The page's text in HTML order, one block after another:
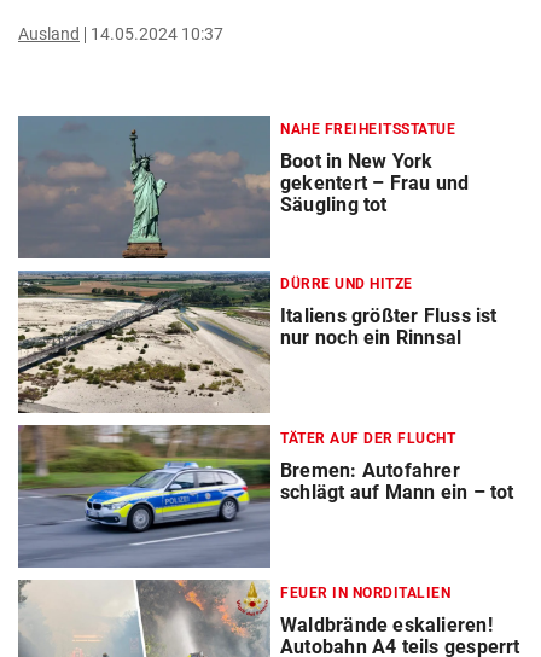
Ausland 14.05.2024 10:37
NAHE FREIHEITSSTATUE
Boot in New York
gekentert – Frau und
Säugling tot
DÜRRE UND HITZE
Italiens größter Fluss ist
nur noch ein Rinnsal
TÄTER AUF DER FLUCHT
Bremen: Autofahrer
schlägt auf Mann ein – tot
FEUER IN NORDITALIEN
Waldbrände eskalieren!
Autobahn A4 teils gesperrt